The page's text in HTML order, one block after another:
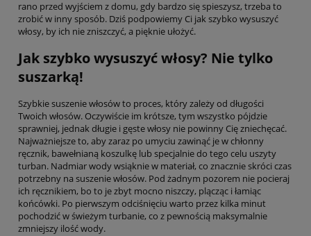
rano przed wyjściem z domu, gdy bardzo się spieszysz, trzeba to
zrobić w inny sposób. Dziś podpowiemy Ci jak szybko wysuszyć
włosy, by ich nie zniszczyć, a pięknie ułożyć.
Jak szybko wysuszyć włosy? Nie tylko
suszarką!
Szybkie suszenie włosów to proces, który zależy od długości
Twoich włosów. Oczywiście im krótsze, tym wszystko pójdzie
sprawniej, jednak długie i gęste włosy nie powinny Cię zniechęcać.
Najważniejsze to, aby zaraz po umyciu zawinąć je w chłonny
ręcznik, bawełnianą koszulkę lub specjalnie do tego celu uszyty
turban. Nadmiar wody wsiąknie w materiał, co znacznie skróci czas
potrzebny na suszenie włosów. Pod żadnym pozorem nie pocieraj
ich ręcznikiem, bo to je zbyt mocno niszczy, plącząc i łamiąc
końcówki. Po pierwszym odciśnięciu warto przez kilka minut
pochodzić w świeżym turbanie, co z pewnością maksymalnie
zmniejszy ilość wody.